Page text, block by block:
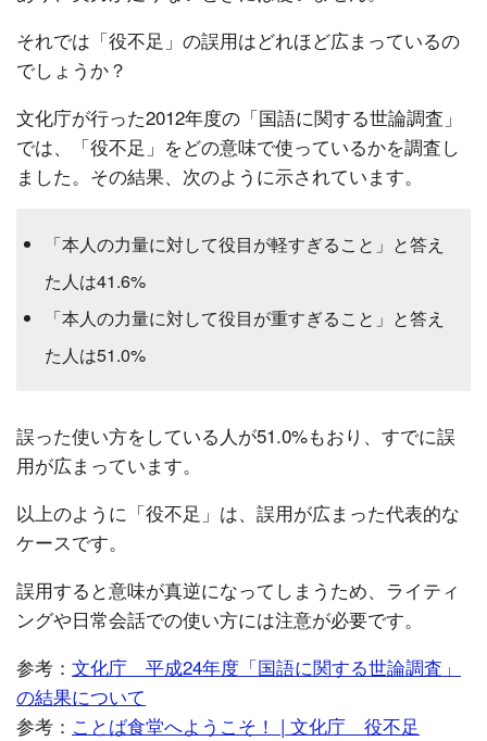
それでは「役不足」の誤用はどれほど広まっているの
でしょうか？
文化庁が行った2012年度の「国語に関する世論調査」
では、「役不足」をどの意味で使っているかを調査し
ました。その結果、次のように示されています。
「本人の力量に対して役目が軽すぎること」と答え
た人は41.6%
「本人の力量に対して役目が重すぎること」と答え
た人は51.0%
誤った使い方をしている人が51.0%もおり、すでに誤
用が広まっています。
以上のように「役不足」は、誤用が広まった代表的な
ケースです。
誤用すると意味が真逆になってしまうため、ライティ
ングや日常会話での使い方には注意が必要です。
参考： 文化庁 平成24年度「国語に関する世論調査」
の結果について
参考： ことば食堂へようこそ！ | 文化庁 役不足